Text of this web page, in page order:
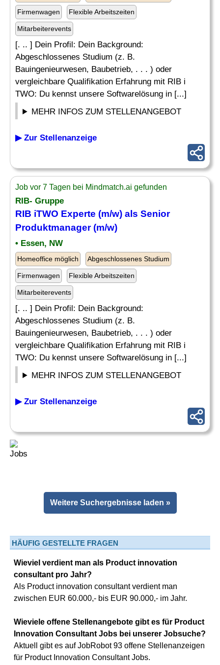
Firmenwagen Flexible Arbeitszeiten
Mitarbeiterevents
[. .. ] Dein Profil: Dein Background:
Abgeschlossenes Studium (z. B.
Bauingenieurwesen, Baubetrieb, . . . ) oder
vergleichbare Qualifikation Erfahrung mit RIB i
TWO: Du kennst unsere Softwarelösung in [...]
MEHR INFOS ZUM STELLENANGEBOT
▶ Zur Stellenanzeige
Job vor 7 Tagen bei Mindmatch.ai gefunden
RIB- Gruppe
RIB iTWO Experte (m/w) als Senior
Produktmanager (m/w)
• Essen, NW
Homeoffice möglich Abgeschlossenes Studium
Firmenwagen Flexible Arbeitszeiten
Mitarbeiterevents
[. .. ] Dein Profil: Dein Background:
Abgeschlossenes Studium (z. B.
Bauingenieurwesen, Baubetrieb, . . . ) oder
vergleichbare Qualifikation Erfahrung mit RIB i
TWO: Du kennst unsere Softwarelösung in [...]
MEHR INFOS ZUM STELLENANGEBOT
▶ Zur Stellenanzeige
Weitere Suchergebnisse laden »
HÄUFIG GESTELLTE FRAGEN
Wieviel verdient man als Product innovation
consultant pro Jahr?
Als Product innovation consultant verdient man
zwischen EUR 60.000,- bis EUR 90.000,- im Jahr.
Wieviele offene Stellenangebote gibt es für Product
Innovation Consultant Jobs bei unserer Jobsuche?
Aktuell gibt es auf JobRobot 93 offene Stellenanzeigen
für Product Innovation Consultant Jobs.